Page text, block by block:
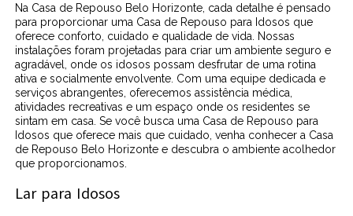
Na Casa de Repouso Belo Horizonte, cada detalhe é pensado
para proporcionar uma Casa de Repouso para Idosos que
oferece conforto, cuidado e qualidade de vida. Nossas
instalações foram projetadas para criar um ambiente seguro e
agradável, onde os idosos possam desfrutar de uma rotina
ativa e socialmente envolvente. Com uma equipe dedicada e
serviços abrangentes, oferecemos assistência médica,
atividades recreativas e um espaço onde os residentes se
sintam em casa. Se você busca uma Casa de Repouso para
Idosos que oferece mais que cuidado, venha conhecer a Casa
de Repouso Belo Horizonte e descubra o ambiente acolhedor
que proporcionamos.
Lar para Idosos